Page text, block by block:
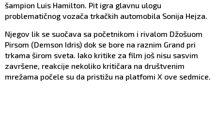
šampion Luis Hamilton. Pit igra glavnu ulogu
problematičnog vozača trkačkih automobila Sonija Hejza.
Njegov lik se suočava sa početnikom i rivalom Džošuom
Pirsom (Demson Idris) dok se bore na raznim Grand pri
trkama širom sveta. Iako kritike za film još nisu sasvim
završene, reakcije nekoliko kritičara na društvenim
mrežama počele su da pristižu na platfomi X ove sedmice.